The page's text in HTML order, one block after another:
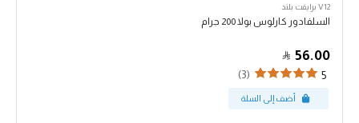
V12 برايفت بلند
السلفادور كارلوس بولا 200 جرام
56.00
5
(3)